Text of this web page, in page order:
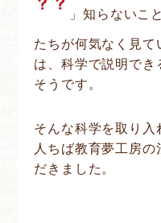
」知らないこ
たちが何気なく見て
は、科学で説明でき
そうです。
そんな科学を取り
人ちば教育夢工房の
だきました。